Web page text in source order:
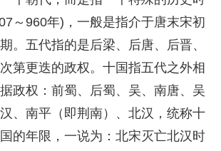
～960年)，一般是指介于唐末宋初
。五代指的是后梁、后唐、后晋、
第更迭的政权。十国指五代之外相
政权：前蜀、后蜀、吴、南唐、吴
、南平（即荆南）、北汉，统称十
的年限，一说为：北宋灭亡北汉时